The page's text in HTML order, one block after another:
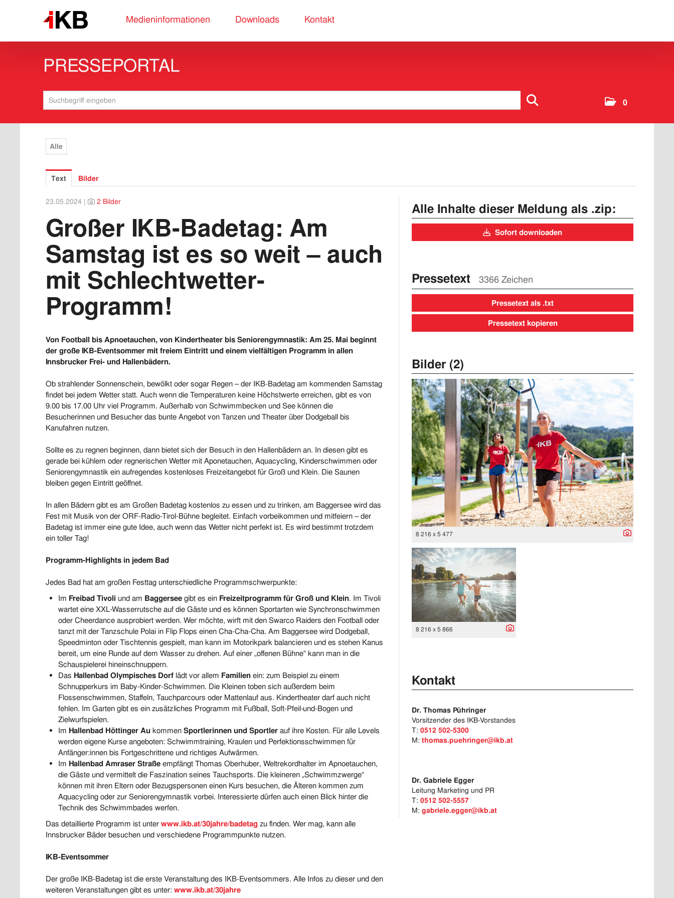
Medieninformationen Downloads Kontakt
0
PRESSEPORTAL
Alle
Text Bilder
23.05.2024 | 2 Bilder
Großer IKB-Badetag: Am
Samstag ist es so weit – auch
mit Schlechtwetter-
Programm!
Von Football bis Apnoetauchen, von Kindertheater bis Seniorengymnastik: Am 25. Mai beginnt
der große IKB-Eventsommer mit freiem Eintritt und einem vielfältigen Programm in allen
Innsbrucker Frei- und Hallenbädern.
Ob strahlender Sonnenschein, bewölkt oder sogar Regen – der IKB-Badetag am kommenden Samstag
findet bei jedem Wetter statt. Auch wenn die Temperaturen keine Höchstwerte erreichen, gibt es von
9.00 bis 17.00 Uhr viel Programm. Außerhalb von Schwimmbecken und See können die
Besucherinnen und Besucher das bunte Angebot von Tanzen und Theater über Dodgeball bis
Kanufahren nutzen.
Sollte es zu regnen beginnen, dann bietet sich der Besuch in den Hallenbädern an. In diesen gibt es
gerade bei kühlem oder regnerischen Wetter mit Aponetauchen, Aquacycling, Kinderschwimmen oder
Seniorengymnastik ein aufregendes kostenloses Freizeitangebot für Groß und Klein. Die Saunen
bleiben gegen Eintritt geöffnet.
In allen Bädern gibt es am Großen Badetag kostenlos zu essen und zu trinken, am Baggersee wird das
Fest mit Musik von der ORF-Radio-Tirol-Bühne begleitet. Einfach vorbeikommen und mitfeiern – der
Badetag ist immer eine gute Idee, auch wenn das Wetter nicht perfekt ist. Es wird bestimmt trotzdem
ein toller Tag!
Programm-Highlights in jedem Bad
Jedes Bad hat am großen Festtag unterschiedliche Programmschwerpunkte:
Im Freibad Tivoli und am Baggersee gibt es ein Freizeitprogramm für Groß und Klein. Im Tivoli
wartet eine XXL-Wasserrutsche auf die Gäste und es können Sportarten wie Synchronschwimmen
oder Cheerdance ausprobiert werden. Wer möchte, wirft mit den Swarco Raiders den Football oder
tanzt mit der Tanzschule Polai in Flip Flops einen Cha-Cha-Cha. Am Baggersee wird Dodgeball,
Speedminton oder Tischtennis gespielt, man kann im Motorikpark balancieren und es stehen Kanus
bereit, um eine Runde auf dem Wasser zu drehen. Auf einer „offenen Bühne“ kann man in die
Schauspielerei hineinschnuppern.
Das Hallenbad Olympisches Dorf lädt vor allem Familien ein: zum Beispiel zu einem
Schnupperkurs im Baby-Kinder-Schwimmen. Die Kleinen toben sich außerdem beim
Flossenschwimmen, Staffeln, Tauchparcours oder Mattenlauf aus. Kindertheater darf auch nicht
fehlen. Im Garten gibt es ein zusätzliches Programm mit Fußball, Soft-Pfeil-und-Bogen und
Zielwurfspielen.
Im Hallenbad Höttinger Au kommen Sportlerinnen und Sportler auf ihre Kosten. Für alle Levels
werden eigene Kurse angeboten: Schwimmtraining, Kraulen und Perfektionsschwimmen für
Anfänger:innen bis Fortgeschrittene und richtiges Aufwärmen.
Im Hallenbad Amraser Straße empfängt Thomas Oberhuber, Weltrekordhalter im Apnoetauchen,
die Gäste und vermittelt die Faszination seines Tauchsports. Die kleineren „Schwimmzwerge“
können mit ihren Eltern oder Bezugspersonen einen Kurs besuchen, die Älteren kommen zum
Aquacycling oder zur Seniorengymnastik vorbei. Interessierte dürfen auch einen Blick hinter die
Technik des Schwimmbades werfen.
Das detaillierte Programm ist unter www.ikb.at/30jahre/badetag zu finden. Wer mag, kann alle
Innsbrucker Bäder besuchen und verschiedene Programmpunkte nutzen.
IKB-Eventsommer
Der große IKB-Badetag ist die erste Veranstaltung des IKB-Eventsommers. Alle Infos zu dieser und den
weiteren Veranstaltungen gibt es unter: www.ikb.at/30jahre
Alle Inhalte dieser Meldung als .zip:
Sofort downloaden
Pressetext 3366 Zeichen
Pressetext als .txt
Pressetext kopieren
Bilder (2)
8 216 x 5 477
8 216 x 5 866
Kontakt
Dr. Thomas Pühringer
Vorsitzender des IKB-Vorstandes
T:0512 502-5300
M:thomas.puehringer@ikb.at
Dr. Gabriele Egger
Leitung Marketing und PR
T:0512 502-5557
M:gabriele.egger@ikb.at